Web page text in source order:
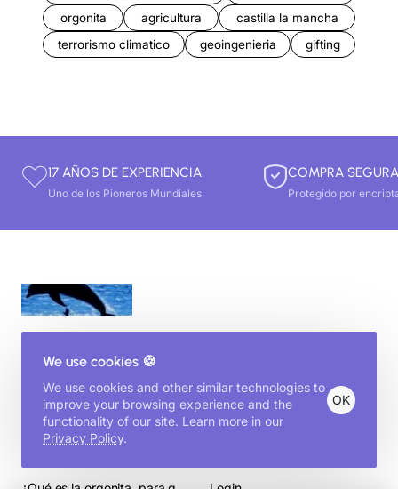
We use cookies 🍪
We use cookies and other similar technologies to
improve your browsing experience and the
functionality of our site. Learn more in our
Privacy Policy.
OK
orgonita
agricultura
castilla la mancha
terrorismo climatico
geoingenieria gifting
17 AÑOS DE EXPERIENCIA
Uno de los Pioneros Mundiales
COMPRA SEGURA
Protegido por
Información